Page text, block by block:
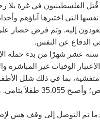
8 تشرين الأول (أكتوبر) 2023، قُتل
نفسها التي اختبرها آباؤهم
إليه. وتم فرض حصار
في الدفاع عن النفس.‏
الاعتبار الوفيات غير